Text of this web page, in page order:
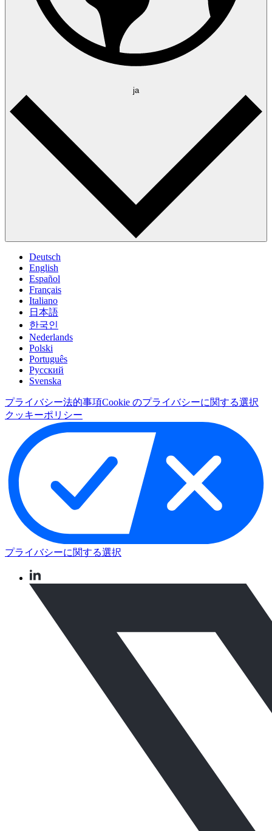
ja
Deutsch
English
Español
Français
Italiano
日本語
한국인
Nederlands
Polski
Português
Pусский
Svenska
プライバシー法的事項Cookie のプライバシーに関する選択
クッキーポリシー
プライバシーに関する選択